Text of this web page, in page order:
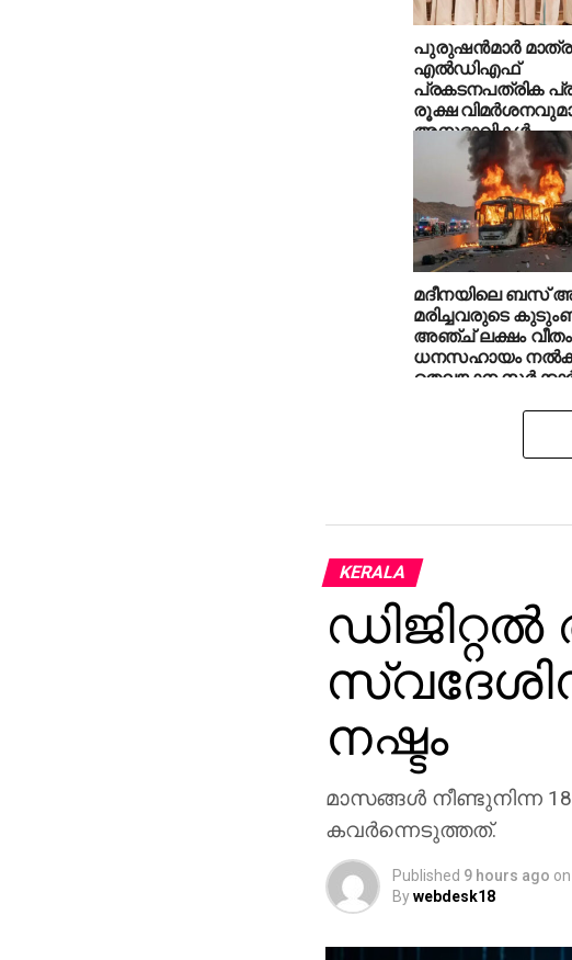
പുരുഷന്‍മാര്‍
എല്‍ഡിഎഫ്
പ്രകടനപത്രിക
രൂക്ഷ
അനുഭാവികൾ
മദീനയിലെ ബസ്
മരിച്ചവരുടെ
അഞ്ച് ലക്ഷം വീതം
ധനസഹായം
തെലങ്കാന
KERALA
നഷ്ടം
മാസങ്ങള്‍ നീണ്ടുനിന്ന
കവര്‍ന്നെടുത്തത്.
Published 9 hours ago on
Bywebdesk18